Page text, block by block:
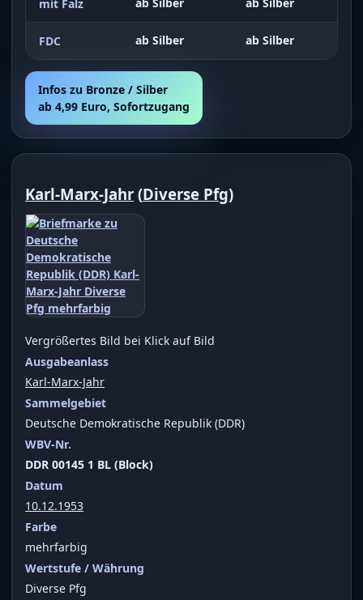
mit Falz
FDC ab Silber ab Silber
Infos zu Bronze / Silber
ab 4,99 Euro, Sofortzugang
Karl-Marx-Jahr (Diverse Pfg)
Vergrößertes Bild bei Klick auf Bild
Ausgabeanlass
Karl-Marx-Jahr
Sammelgebiet
Deutsche Demokratische Republik (DDR)
WBV-Nr.
DDR 00145 1 BL (Block)
Datum
10.12.1953
Farbe
mehrfarbig
Wertstufe / Währung
Diverse Pfg